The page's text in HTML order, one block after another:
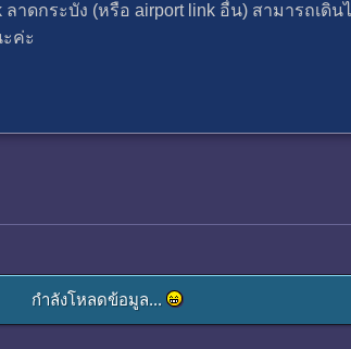
าดกระบัง (หรือ airport link อื่น) สามารถเดิ
ค่ะ
กำลังโหลดข้อมูล...